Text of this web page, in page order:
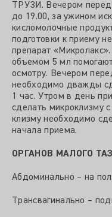
ТРУЗИ. Вечером
до 19.00, за ужином
кисломолочные
подготовки к приему
препарат
объемом 5 мл
осмотру. Вечером
необходимо дважды
1 час. Утром в день
сделать микроклизму
клизму необходимо
начала приема.
ОРГАНОВ МАЛОГО
Абдоминально – на
Трансвагинально –